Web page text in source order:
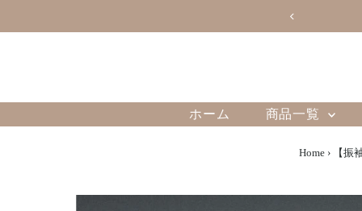
ホーム 商品一覧
Home › 【振